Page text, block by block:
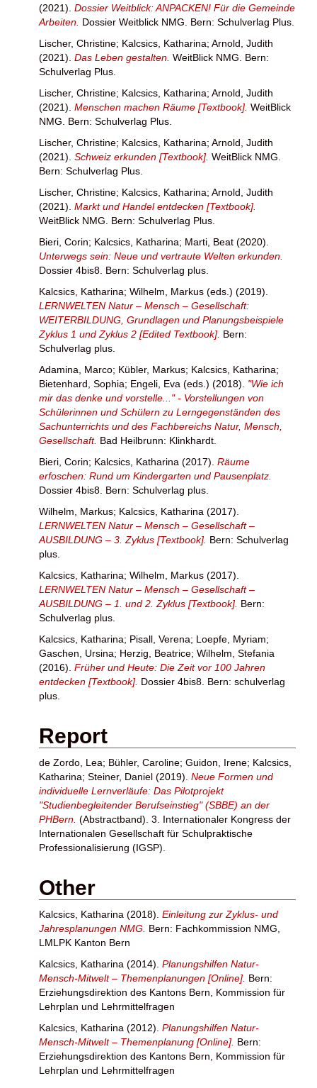
(2021). Dossier Weitblick: ANPACKEN! Für die Gemeinde
Arbeiten. Dossier Weitblick NMG. Bern: Schulverlag Plus.
Lischer, Christine; Kalcsics, Katharina; Arnold, Judith
(2021). Das Leben gestalten. WeitBlick NMG. Bern:
Schulverlag Plus.
Lischer, Christine; Kalcsics, Katharina; Arnold, Judith
(2021). Menschen machen Räume [Textbook]. WeitBlick
NMG. Bern: Schulverlag Plus.
Lischer, Christine; Kalcsics, Katharina; Arnold, Judith
(2021). Schweiz erkunden [Textbook]. WeitBlick NMG.
Bern: Schulverlag Plus.
Lischer, Christine; Kalcsics, Katharina; Arnold, Judith
(2021). Markt und Handel entdecken [Textbook].
WeitBlick NMG. Bern: Schulverlag Plus.
Bieri, Corin; Kalcsics, Katharina; Marti, Beat (2020).
Unterwegs sein: Neue und vertraute Welten erkunden.
Dossier 4bis8. Bern: Schulverlag plus.
Kalcsics, Katharina; Wilhelm, Markus (eds.) (2019).
LERNWELTEN Natur – Mensch – Gesellschaft:
WEITERBILDUNG, Grundlagen und Planungsbeispiele
Zyklus 1 und Zyklus 2 [Edited Textbook]. Bern:
Schulverlag plus.
Adamina, Marco; Kübler, Markus; Kalcsics, Katharina;
Bietenhard, Sophia; Engeli, Eva (eds.) (2018). "Wie ich
mir das denke und vorstelle..." - Vorstellungen von
Schülerinnen und Schülern zu Lerngegenständen des
Sachunterrichts und des Fachbereichs Natur, Mensch,
Gesellschaft. Bad Heilbrunn: Klinkhardt.
Bieri, Corin; Kalcsics, Katharina (2017). Räume
erfoschen: Rund um Kindergarten und Pausenplatz.
Dossier 4bis8. Bern: Schulverlag plus.
Wilhelm, Markus; Kalcsics, Katharina (2017).
LERNWELTEN Natur – Mensch – Gesellschaft –
AUSBILDUNG – 3. Zyklus [Textbook]. Bern: Schulverlag
plus.
Kalcsics, Katharina; Wilhelm, Markus (2017).
LERNWELTEN Natur – Mensch – Gesellschaft –
AUSBILDUNG – 1. und 2. Zyklus [Textbook]. Bern:
Schulverlag plus.
Kalcsics, Katharina; Pisall, Verena; Loepfe, Myriam;
Gaschen, Ursina; Herzig, Beatrice; Wilhelm, Stefania
(2016). Früher und Heute: Die Zeit vor 100 Jahren
entdecken [Textbook]. Dossier 4bis8. Bern: schulverlag
plus.
Report
de Zordo, Lea; Bühler, Caroline; Guidon, Irene; Kalcsics,
Katharina; Steiner, Daniel (2019). Neue Formen und
individuelle Lernverläufe: Das Pilotprojekt
"Studienbegleitender Berufseinstieg" (SBBE) an der
PHBern. (Abstractband). 3. Internationaler Kongress der
Internationalen Gesellschaft für Schulpraktische
Professionalisierung (IGSP).
Other
Kalcsics, Katharina (2018). Einleitung zur Zyklus- und
Jahresplanungen NMG. Bern: Fachkommission NMG,
LMLPK Kanton Bern
Kalcsics, Katharina (2014). Planungshilfen Natur-
Mensch-Mitwelt – Themenplanungen [Online]. Bern:
Erziehungsdirektion des Kantons Bern, Kommission für
Lehrplan und Lehrmittelfragen
Kalcsics, Katharina (2012). Planungshilfen Natur-
Mensch-Mitwelt – Themenplanung [Online]. Bern:
Erziehungsdirektion des Kantons Bern, Kommission für
Lehrplan und Lehrmittelfragen